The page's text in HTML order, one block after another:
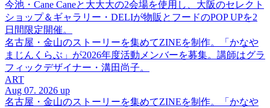
今池・Cane Caneと大大大の2会場を使用し、大阪のセレクト
ショップ＆ギャラリー・DELIが物販とフードのPOP UPを2
日間限定開催。
名古屋・金山のストーリーを集めてZINEを制作。「かなや
まじんくらぶ」が2026年度活動メンバーを募集。講師はグラ
フィックデザイナー・溝田尚子。
ART
Aug 07. 2026 up
名古屋・金山のストーリーを集めてZINEを制作。「かなや